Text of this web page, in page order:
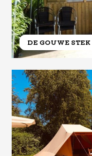
DE GOUWE